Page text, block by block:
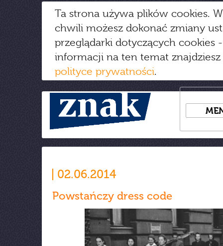
Ta strona używa plików cookies.
chwili możesz dokonać zmiany
przeglądarki dotyczących cookies
informacji na ten temat
polityce prywatności.
02.06.2014
Powstańczy dress code